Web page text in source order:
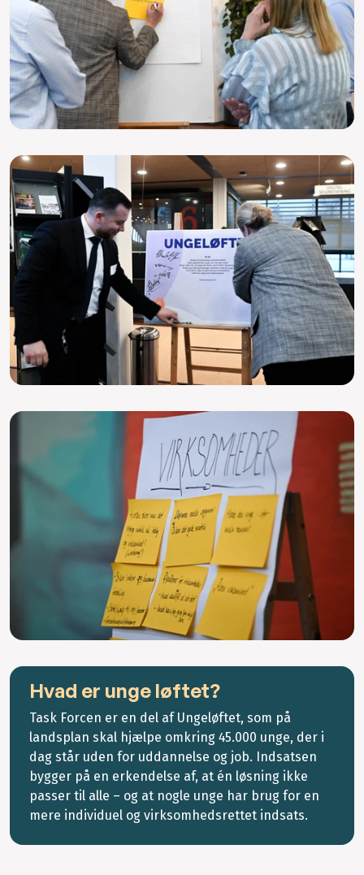
Hvad er unge løftet?
Task Forcen er en del af Ungeløftet, som på
landsplan skal hjælpe omkring 45.000 unge, der i
dag står uden for uddannelse og job. Indsatsen
bygger på en erkendelse af, at én løsning ikke
passer til alle – og at nogle unge har brug for en
mere individuel og virksomhedsrettet indsats.